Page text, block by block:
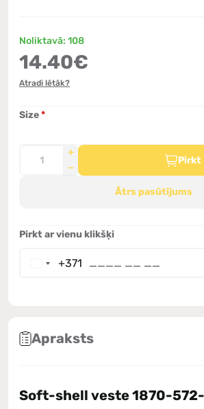
Noliktavā: 108
14.40€
Atradi lētāk?
Size*
Pirkt
Ātrs pasūtījums
Pirkt ar vienu klikšķi
+371
Apraksts
Soft-shell veste 1870-